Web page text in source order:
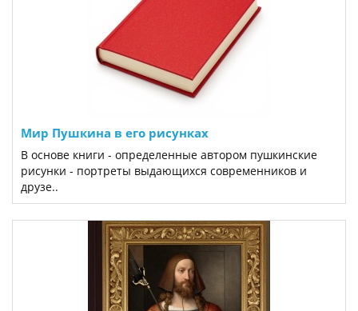
Мир Пушкина в его рисунках
В основе книги - определенные автором пушкинские
рисунки - портреты выдающихся современников и
друзе..